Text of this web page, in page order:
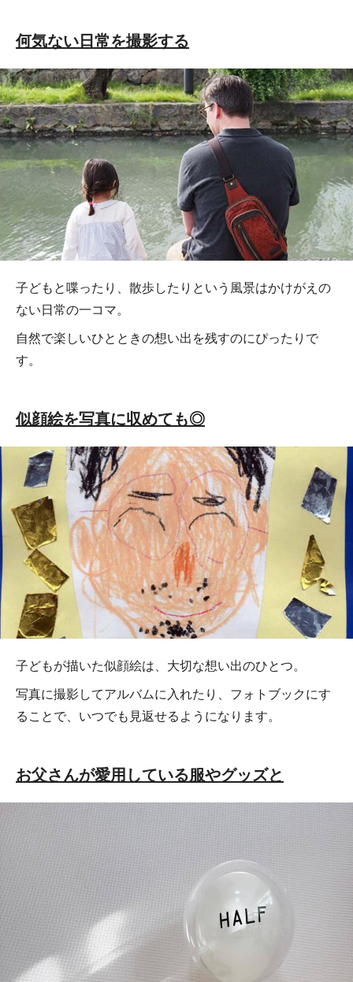
何気ない日常を撮影する
子どもと喋ったり、散歩したりという風景はかけがえの
ない日常の一コマ。
自然で楽しいひとときの想い出を残すのにぴったりで
す。
似顔絵を写真に収めても◎
子どもが描いた似顔絵は、大切な想い出のひとつ。
写真に撮影してアルバムに入れたり、フォトブックにす
ることで、いつでも見返せるようになります。
お父さんが愛用している服やグッズと